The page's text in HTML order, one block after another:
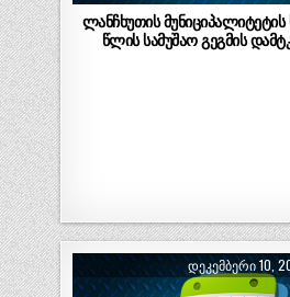
ლანჩხუთის
წლის სამუშაო გეგმის
ᲓᲔᲙᲔᲛᲑᲔᲠᲘ 10,